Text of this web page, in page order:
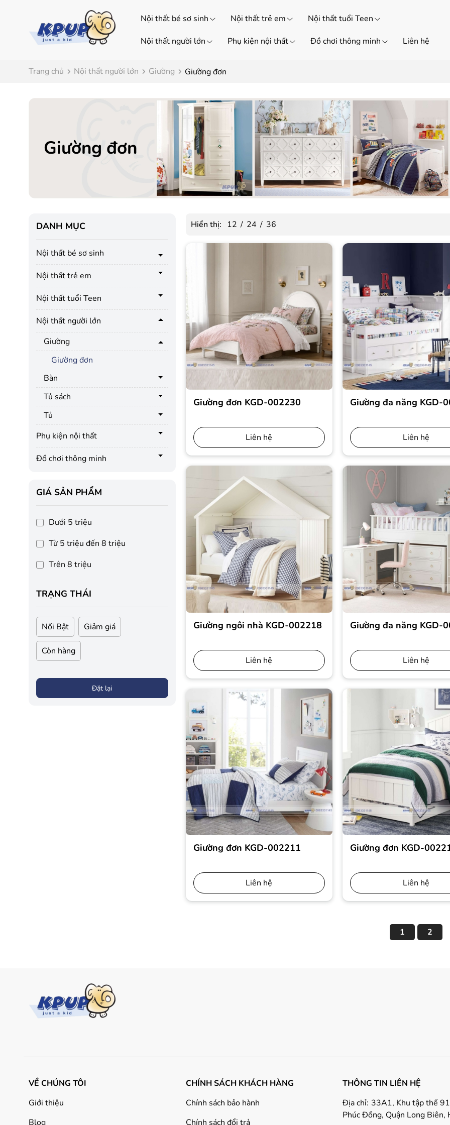
Nội thất bé sơ sinh Nội thất trẻ em Nội thất tuổi Teen
Nội thất người lớn Phụ kiện nội thất Đồ chơi thông minh Liên hệ
Trang chủ Nội thất người lớn Giường Giường đơn
Giường đơn
DANH MỤC
Nội thất bé sơ sinh
Nội thất trẻ em
Nội thất tuổi Teen
Nội thất người lớn
Giường
Giường đơn
Bàn
Tủ sách
Tủ
Phụ kiện nội thất
Đồ chơi thông minh
GIÁ SẢN PHẨM
Dưới 5 triệu
Từ 5 triệu đến 8 triệu
Trên 8 triệu
TRẠNG THÁI
Nổi Bật Giảm giá
Còn hàng
Đặt lại
Hiển thị: 12 / 24 / 36
Giường đơn KGD-002230
Liên hệ
Giường đa năng KGD-
Liên hệ
Giường ngôi nhà KGD-002218
Liên hệ
Giường đa năng KGD-
Liên hệ
Giường đơn KGD-002211
Liên hệ
Giường đơn KGD-
Liên hệ
1 2
VỀ CHÚNG TÔI
Giới thiệu
Blog
CHÍNH SÁCH KHÁCH HÀNG
Chính sách bảo hành
Chính sách đổi trả
THÔNG TIN LIÊN HỆ
Địa chỉ: 33A1, Khu tập thể
Phúc Đồng, Quận Long Biên,